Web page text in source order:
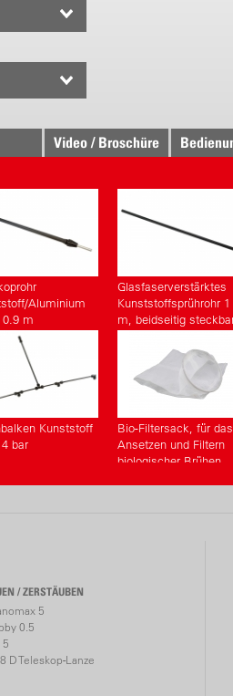
Bewährte
Tankausgang
Kunststoff/
gesteckte
Grosse
Video / Broschüre
Aluminium
0.9 m
Glasfaserverstärktes
Kunststoffsprührohr 1
m, beidseitig
Kunststoff
bar
Bio-Filtersack, für das
Ansetzen und Filtern
biologischer Brühen
/ ZERSTÄUBEN
5
0.5
5
D Teleskop-Lanze